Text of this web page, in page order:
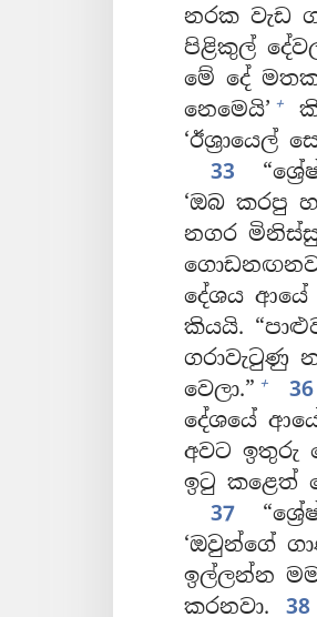
නරක වැඩ
පිළිකුල්
මේ දේ
නෙමෙයි’ +
‘ඊශ්‍රායෙල්
33
‘ඔබ කරපු
නගර
දේශය ආයේ
කියයි.
ගරාවැටුණු
වෙලා.” + 36
දේශයේ
අවට ඉතුරු
ඉටු කළෙත්
37
‘ඔවුන්ගේ
ඉල්ලන්න මම
කරනවා.
38